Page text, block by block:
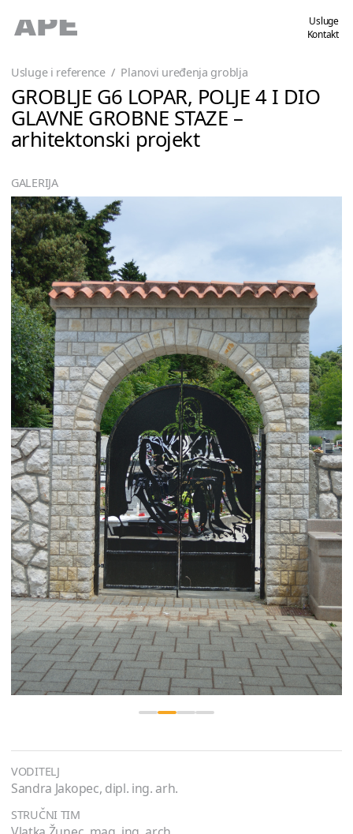
Usluge
Kontakt
Usluge i reference/ Planovi uređenja groblja
GROBLJE G6 LOPAR, POLJE 4 I DIO
GLAVNE GROBNE STAZE –
arhitektonski projekt
GALERIJA
VODITELJ
Sandra Jakopec, dipl. ing. arh.
STRUČNI TIM